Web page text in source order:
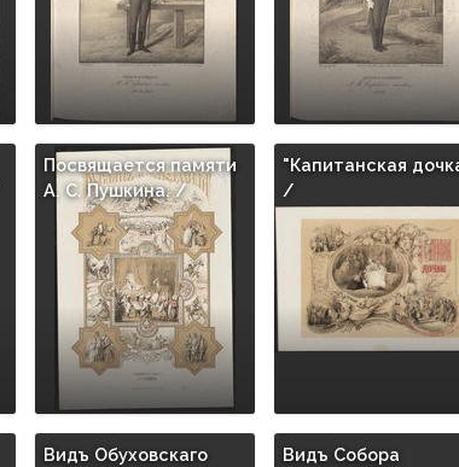
Посвящается памяти
A. C. Пушкина. /
"Капитанская
/
Видъ Обуховскаго
Видъ Собора